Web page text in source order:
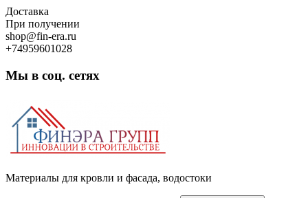
Skip
to
content
Доставка
При получении
shop@fin-era.ru
+74959601028
Мы в соц. сетях
Материалы для кровли и фасада, водостоки